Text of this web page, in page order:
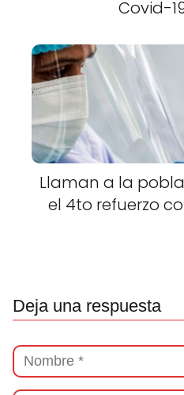
Covid-
Llaman a la
el 4to refuerzo
Deja una respuesta